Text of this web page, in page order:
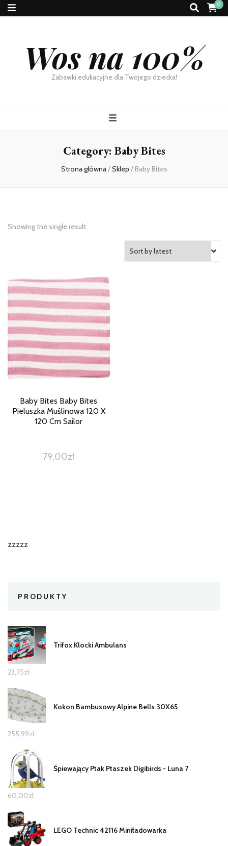
0
Wos na 100%
Zabawki edukacyjne dla Twojego dziecka!
Category: Baby Bites
Strona główna/Sklep / Baby Bites
Showing the single result
Baby Bites Baby Bites
Pieluszka Muślinowa 120 X
120 Cm Sailor
79,00zł
zzzzz
PRODUKTY
Trifox Klocki Ambulans
23,75zł
Kokon Bambusowy Alpine Bells 30X65
255,99zł
Śpiewający Ptak Ptaszek Digibirds - Luna 7
60,00zł
LEGO Technic 42116 Miniładowarka